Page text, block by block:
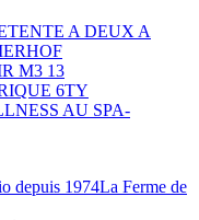
A DEUX A
M3 13
6TY
AU SPA-
La Ferme de